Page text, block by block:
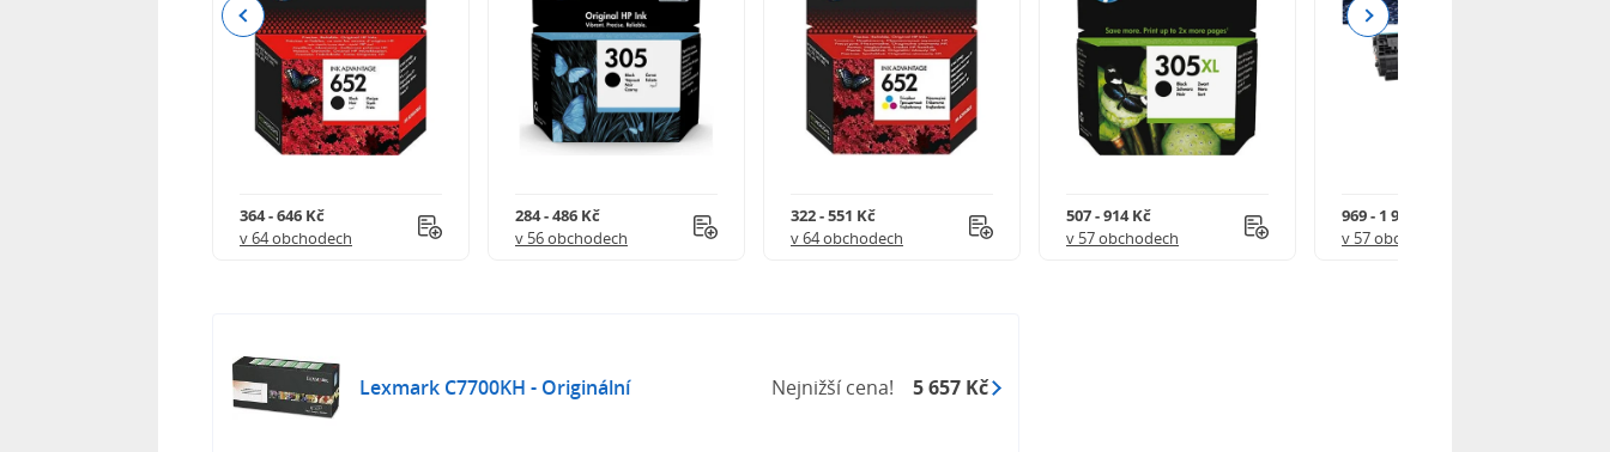
364 - 646 Kč
v 64 obchodech
284 - 486 Kč
v 56 obchodech
322 - 551 Kč
v 64 obchodech
507 - 914 Kč
v 57 obchodech
969 - 1 918 Kč
v 57 obchodech
Previous Next
Lexmark C7700KH - Originální Nejnižší cena! 5 657 Kč